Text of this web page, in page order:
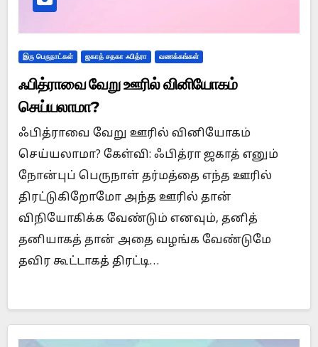
இரு பெருநாட்கள் ஜகாத் சதகா ஃபித்ரா வணக்கங்கள்
ஃபித்ராவை வேறு ஊரில் வினியோகம்
செய்யலாமா?
ஃபித்ராவை வேறு ஊரில் வினியோகம்
செய்யலாமா? கேள்வி: ஃபித்ரா ஜகாத் எனும்
நோன்புப் பெருநாள் தர்மத்தை எந்த ஊரில்
திரட்டுகிறோமோ அந்த ஊரில் தான்
விநியோகிக்க வேண்டும் எனவும், தனித்
தனியாகத் தான் அதை வழங்க வேண்டுமே
தவிர கூட்டாகத் திரட்டி…